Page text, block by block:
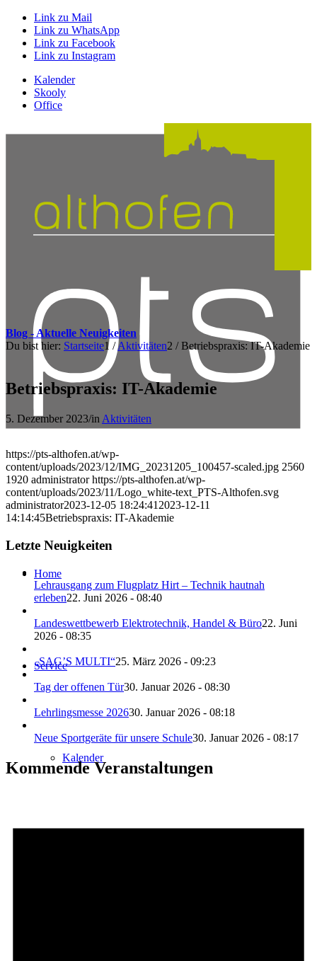
Link zu Mail
Link zu WhatsApp
Link zu Facebook
Link zu Instagram
Kalender
Skooly
Office
Home
Service
Kalender
Blog - Aktuelle Neuigkeiten
Du bist hier: Startseite1 /Aktivitäten2 / Betriebspraxis: IT-Akademie
Betriebspraxis: IT-Akademie
5. Dezember 2023/in Aktivitäten
https://pts-althofen.at/wp-
content/uploads/2023/12/IMG_20231205_100457-scaled.jpg 2560
1920 administrator https://pts-althofen.at/wp-
content/uploads/2023/11/Logo_white-text_PTS-Althofen.svg
administrator2023-12-05 18:24:41 2023-12-11
14:14:45Betriebspraxis: IT-Akademie
Letzte Neuigkeiten
Lehrausgang zum Flugplatz Hirt – Technik hautnah
erleben22. Juni 2026 - 08:40
Landeswettbewerb Elektrotechnik, Handel & Büro22. Juni
2026 - 08:35
„SAG’S MULTI“25. März 2026 - 09:23
Tag der offenen Tür30. Januar 2026 - 08:30
Lehrlingsmesse 202630. Januar 2026 - 08:18
Neue Sportgeräte für unsere Schule30. Januar 2026 - 08:17
Kommende Veranstaltungen